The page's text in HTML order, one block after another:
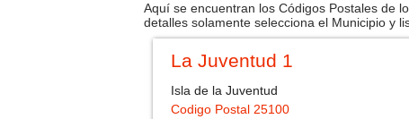
Aquí se encuentran los Códigos Postales de
detalles solamente selecciona el Municipio y
La Juventud 1
Isla de la Juventud
Codigo Postal 25100